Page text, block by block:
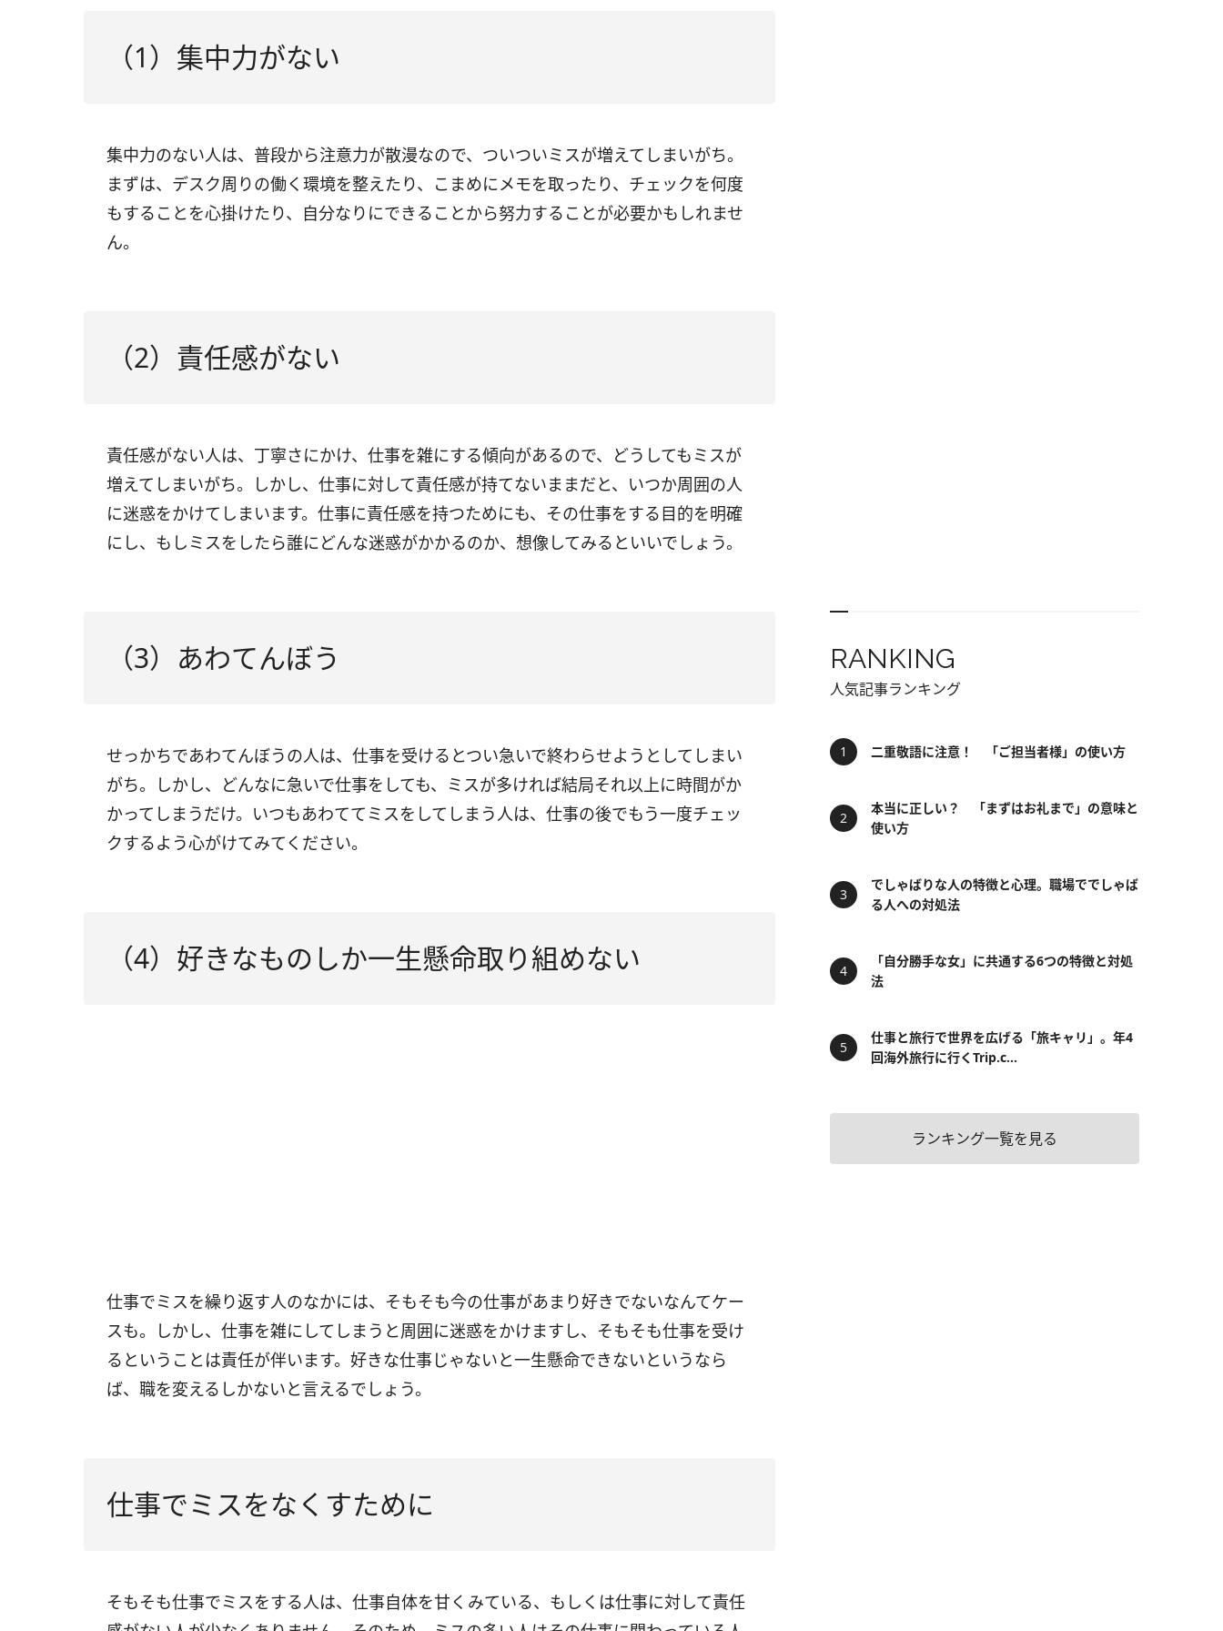
（1）集中力がない
集中力のない人は、普段から注意力が散漫なので、ついついミスが増えてしまいがち。
まずは、デスク周りの働く環境を整えたり、こまめにメモを取ったり、チェックを何度
もすることを心掛けたり、自分なりにできることから努力することが必要かもしれませ
ん。
（2）責任感がない
責任感がない人は、丁寧さにかけ、仕事を雑にする傾向があるので、どうしてもミスが
増えてしまいがち。しかし、仕事に対して責任感が持てないままだと、いつか周囲の人
に迷惑をかけてしまいます。仕事に責任感を持つためにも、その仕事をする目的を明確
にし、もしミスをしたら誰にどんな迷惑がかかるのか、想像してみるといいでしょう。
（3）あわてんぼう
せっかちであわてんぼうの人は、仕事を受けるとつい急いで終わらせようとしてしまい
がち。しかし、どんなに急いで仕事をしても、ミスが多ければ結局それ以上に時間がか
かってしまうだけ。いつもあわててミスをしてしまう人は、仕事の後でもう一度チェッ
クするよう心がけてみてください。
（4）好きなものしか一生懸命取り組めない
仕事でミスを繰り返す人のなかには、そもそも今の仕事があまり好きでないなんてケー
スも。しかし、仕事を雑にしてしまうと周囲に迷惑をかけますし、そもそも仕事を受け
るということは責任が伴います。好きな仕事じゃないと一生懸命できないというなら
ば、職を変えるしかないと言えるでしょう。
仕事でミスをなくすために
そもそも仕事でミスをする人は、仕事自体を甘くみている、もしくは仕事に対して責任
RANKING
人気記事ランキング
二重敬語に注意！ 「ご担当者様」の使い方
本当に正しい？ 「まずはお礼まで」の意味と
使い方
でしゃばりな人の特徴と心理。職場ででしゃば
る人への対処法
「自分勝手な女」に共通する6つの特徴と対処
法
仕事と旅行で世界を広げる「旅キャリ」。年4
回海外旅行に行くTrip.c...
ランキング一覧を見る